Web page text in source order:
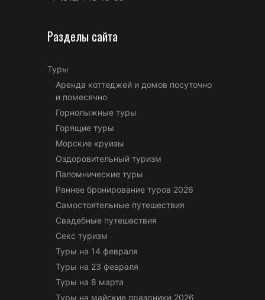
Разделы сайта
Туры
Аренда коттеджей и домов посуточно
и помесячно
Горнолыжные туры
Горящие туры
Морские круизы
Оздоровительный туризм
Паломнические туры
Раннее бронирование туров 2026
Самостоятельные путешествия
Свадебные путешествия
Секс туризм
Туры на 14 февраля
Туры на 23 февраля
Туры на 8 марта
Туры на майские праздники 2026